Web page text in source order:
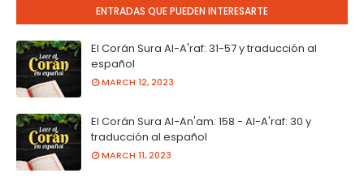
ENTRADAS QUE PUEDEN INTERESARTE
El Corán Sura Al-A'raf: 31-57 y traducción al
español
MARCH 12, 2023
El Corán Sura Al-An'am: 158 - Al-A'raf: 30 y
traducción al español
MARCH 11, 2023